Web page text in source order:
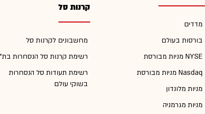
מדדים
בורסות בעולם
מניות מבורסת NYSE
מניות מבורסת Nasdaq
מניות מלונדון
מניות מגרמניה
קרנות סל
מחשבונים לקרנות סל
רשימת קרנות סל הנסחרות
רשימת תעודות סל הנסחרות
בשוקי עולם